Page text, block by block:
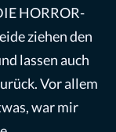
HORROR-
ziehen den
lassen auch
Vor allem
war mir